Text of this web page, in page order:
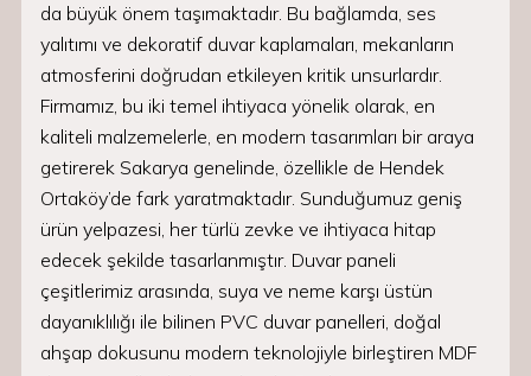
da büyük önem taşımaktadır. Bu bağlamda, ses
yalıtımı ve dekoratif duvar kaplamaları, mekanların
atmosferini doğrudan etkileyen kritik unsurlardır.
Firmamız, bu iki temel ihtiyaca yönelik olarak, en
kaliteli malzemelerle, en modern tasarımları bir araya
getirerek Sakarya genelinde, özellikle de Hendek
Ortaköy’de fark yaratmaktadır. Sunduğumuz geniş
ürün yelpazesi, her türlü zevke ve ihtiyaca hitap
edecek şekilde tasarlanmıştır. Duvar paneli
çeşitlerimiz arasında, suya ve neme karşı üstün
dayanıklılığı ile bilinen PVC duvar panelleri, doğal
ahşap dokusunu modern teknolojiyle birleştiren MDF